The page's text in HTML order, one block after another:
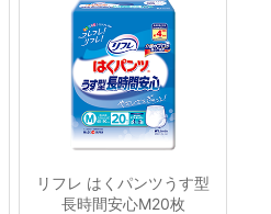
リフレ はくパンツうす型
長時間安心M20枚